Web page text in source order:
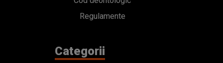
Regulamente
Categorii